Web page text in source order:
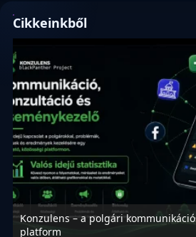
Cikkeinkből
Konzulens – a polgári
platform